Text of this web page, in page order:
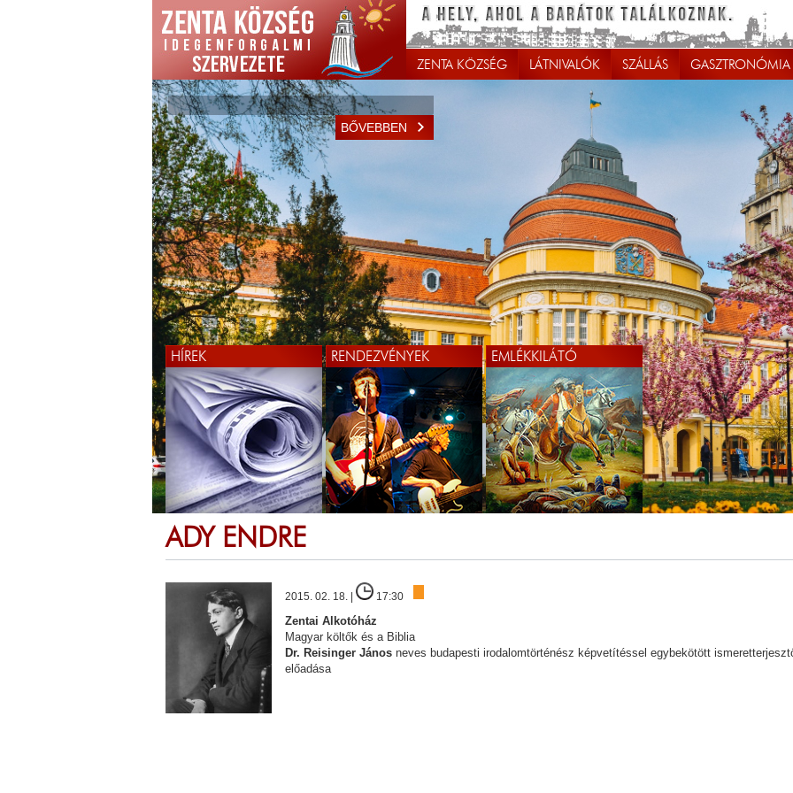
ZENTA KÖZSÉG LÁTNIVALÓK SZÁLLÁS GASZTRONÓMIA
BŐVEBBEN
HÍREK RENDEZVÉNYEK EMLÉKKILÁTÓ
ADY ENDRE
2015. 02. 18. | 17:30
Zentai Alkotóház
Magyar költők és a Biblia
Dr. Reisinger János neves budapesti irodalomtörténész képvetítéssel egybekötött
előadása